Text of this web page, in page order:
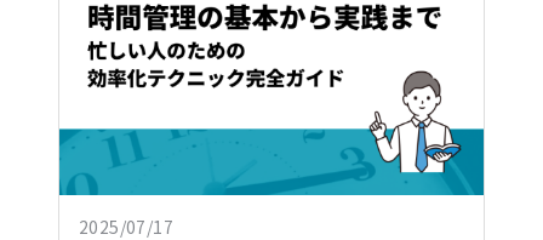
2025/07/17